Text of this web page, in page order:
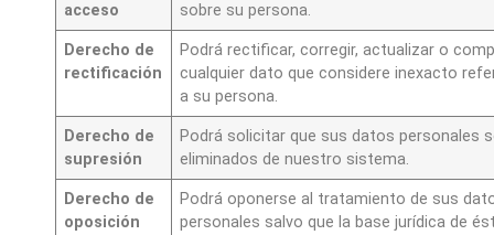
acceso
sobre su persona.
Derecho de
rectificación
Podrá rectificar, corregir, actualizar o
cualquier dato que considere inexacto
a su persona.
Derecho de
supresión
Podrá solicitar que sus datos personales
eliminados de nuestro sistema.
Derecho de
oposición
Podrá oponerse al tratamiento de sus
personales salvo que la base jurídica de